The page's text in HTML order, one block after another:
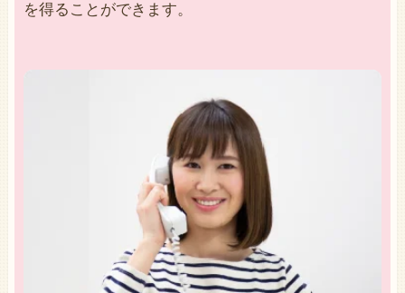
を得ることができます。